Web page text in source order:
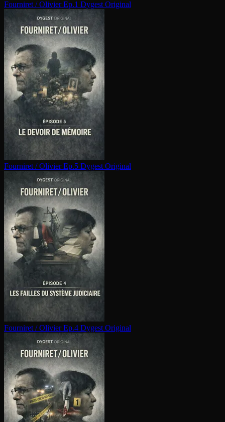
Fourniret / Olivier Ep.1 Dygest Original
Fourniret / Olivier Ep.5 Dygest Original
Fourniret / Olivier Ep.4 Dygest Original